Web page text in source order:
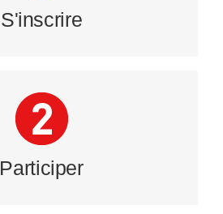
S'inscrire
par mail
Participer
enquêtes en ligne et
des points